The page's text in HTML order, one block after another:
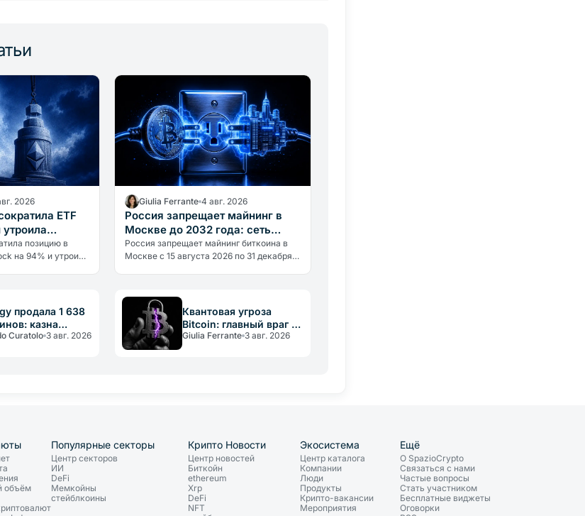
2026
ETF
позицию в
на 94% и утроила
Giulia Ferrante 4 авг. 2026
Россия запрещает майнинг в
Москве до 2032 года: сеть
важнее крипты
Россия запрещает майнинг биткоина в
Москве с 15 августа 2026 по 31 декабря
продала 1 638
казна
саму себя
Curatolo 3 авг. 2026
Квантовая угроза
Bitcoin: главный враг не
физика, а
медлительность
Giulia Ferrante 3 авг. 2026
объём
Популярные секторы
Центр секторов
ИИ
DeFi
Мемкойны
стейблкоины
Крипто Новости
Центр новостей
Биткойн
ethereum
Xrp
DeFi
NFT
Экосистема
Центр каталога
Компании
Люди
Продукты
Крипто-вакансии
Мероприятия
Ещё
О SpazioCrypto
Связаться с нами
Частые вопросы
Стать участником
Бесплатные виджеты
Оговорки